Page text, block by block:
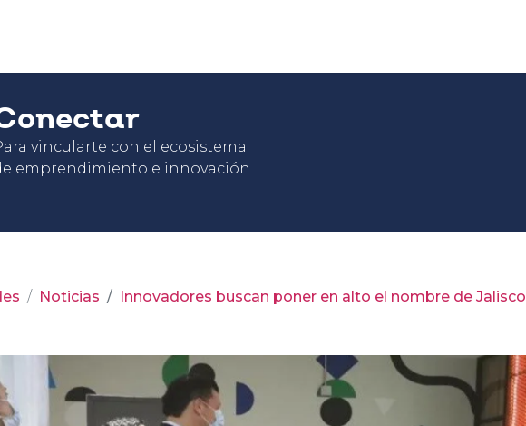
vincularte con el ecosistema
emprendimiento e innovación
Noticias Innovadores buscan poner en alto el nombre de Jalisco